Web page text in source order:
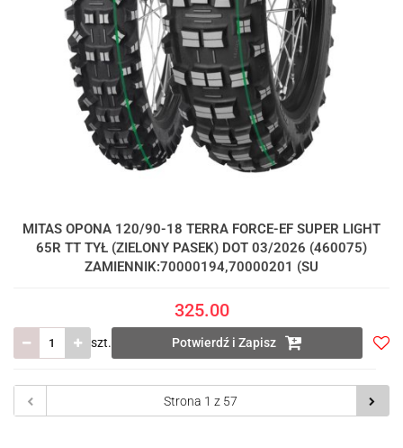
MITAS OPONA 120/90-18 TERRA FORCE-EF SUPER LIGHT
65R TT TYŁ (ZIELONY PASEK) DOT 03/2026 (460075)
ZAMIENNIK:70000194,70000201 (SU
325.00
szt. Potwierdź i Zapisz